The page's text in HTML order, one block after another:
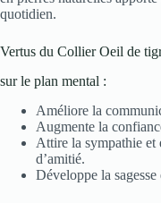
quotidien.
Vertus du Collier Oeil de
sur le plan mental :
Améliore la
Augmente la
Attire la sympathie et
d’amitié.
Développe la